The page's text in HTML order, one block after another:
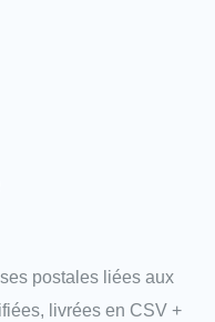
postales liées aux
livrées en CSV +